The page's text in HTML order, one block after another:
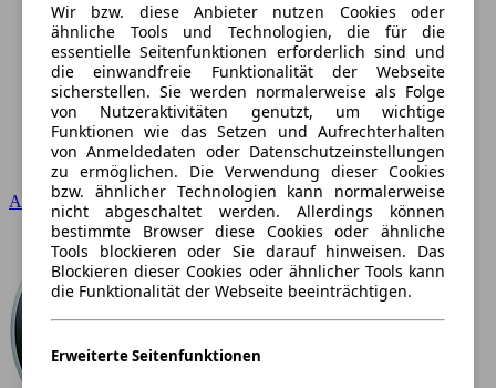
Audi
Wir bzw. diese Anbieter nutzen Cookies oder
ähnliche Tools und Technologien, die für die
essentielle Seitenfunktionen erforderlich sind und
die einwandfreie Funktionalität der Webseite
sicherstellen. Sie werden normalerweise als Folge
von Nutzeraktivitäten genutzt, um wichtige
Funktionen wie das Setzen und Aufrechterhalten
von Anmeldedaten oder Datenschutzeinstellungen
zu ermöglichen. Die Verwendung dieser Cookies
bzw. ähnlicher Technologien kann normalerweise
nicht abgeschaltet werden. Allerdings können
bestimmte Browser diese Cookies oder ähnliche
Tools blockieren oder Sie darauf hinweisen. Das
Blockieren dieser Cookies oder ähnlicher Tools kann
die Funktionalität der Webseite beeinträchtigen.
Erweiterte Seitenfunktionen